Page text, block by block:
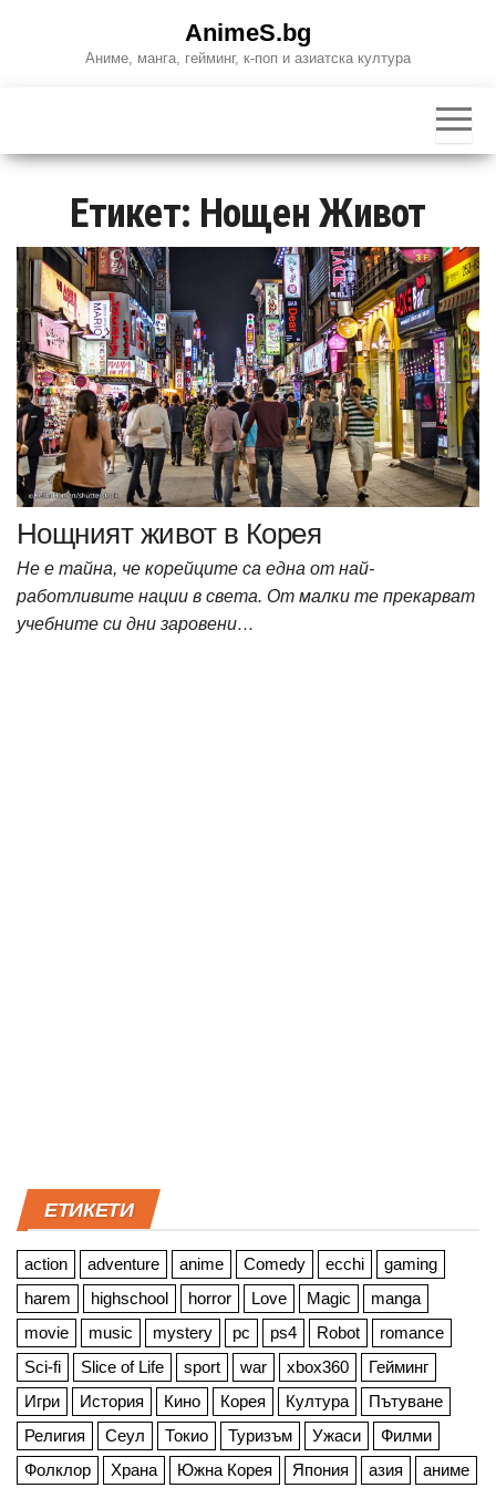
AnimeS.bg
Аниме, манга, гейминг, к-поп и азиатска култура
Етикет: Нощен Живот
Нощният живот в Корея
Не е тайна, че корейците са една от най-
работливите нации в света. От малки те прекарват
учебните си дни заровени…
ЕТИКЕТИ
action adventure anime Comedy ecchi
gaming
harem
highschool horror Love Magic
manga
movie
music mystery pc ps4 Robot
romance
Sci-fi
Slice of Life sport war xbox360
Гейминг
Игри
История Кино Корея Култура
Пътуване
Религия
Сеул Токио Туризъм Ужаси
Филми
Фолклор
Храна Южна Корея Япония азия аниме